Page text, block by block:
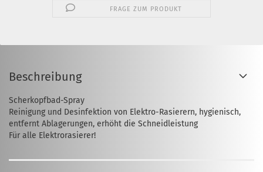
FRAGE ZUM PRODUKT
Beschreibung
Scherkopfbad-Spray
Reinigung und Desinfektion von Elektro-Rasierern, hygienisch,
entfernt Ablagerungen, erhöht die Schneidleistung
Für alle Elektrorasierer!